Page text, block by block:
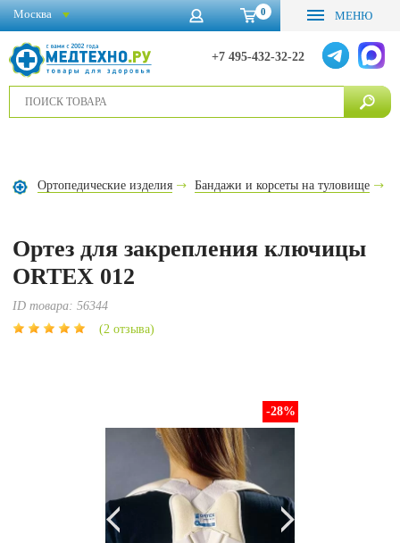
0 МЕНЮ
+7 495-432-32-22
Москва
Ортопедические изделия Бандажи и корсеты на туловище
Ортез для закрепления ключицы
ORTEX 012
ID товара:56344
(2 отзыва)
-28%